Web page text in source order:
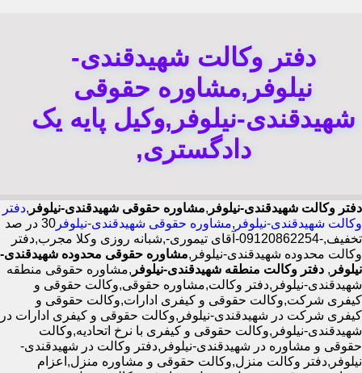
دفتر وکالت شهیدقندی-
نیلوفر,مشاوره حقوقی
شهیدقندی-نیلوفر,وکیل پایه یک
دادگستری,
دفتر وکالت شهیدقندی-نیلوفر ,مشاوره حقوقی شهیدقندی-نیلوفر ,دفتر
وکالت شهیدقندی-نیلوفر ,مشاوره حقوقی شهیدقندی-نیلوفر
30 در صد
تخفیف,-09120862254-آقای تیموری-,شبانه روزی وکلا مجرب,دفتر
وکالت محدوده شهیدقندی-نیلوفر,مشاوره حقوقی محدوده شهیدقندی-
نیلوفر , دفتر وکالت منطقه شهیدقندی-نیلوفر ,مشاوره حقوقی منطقه
شهیدقندی-نیلوفر,دفتر وکالت,مشاوره حقوقی,وکالت حقوقی و
کیفری شرکت,وکالت حقوقی و کیفری ادارات,وکالت حقوقی و
کیفری شرکت در شهیدقندی-نیلوفر,وکالت حقوقی و کیفری ادارات در
شهیدقندی-نیلوفر,وکالت حقوقی و کیفری با نرخ اتحادیه,وکالت
حقوقی و مشاوره در شهیدقندی-نیلوفر,دفتر وکالت در شهیدقندی-
نیلوفر,دفتر وکالت منزل,وکالت حقوقی و مشاوره منزل,اعزام